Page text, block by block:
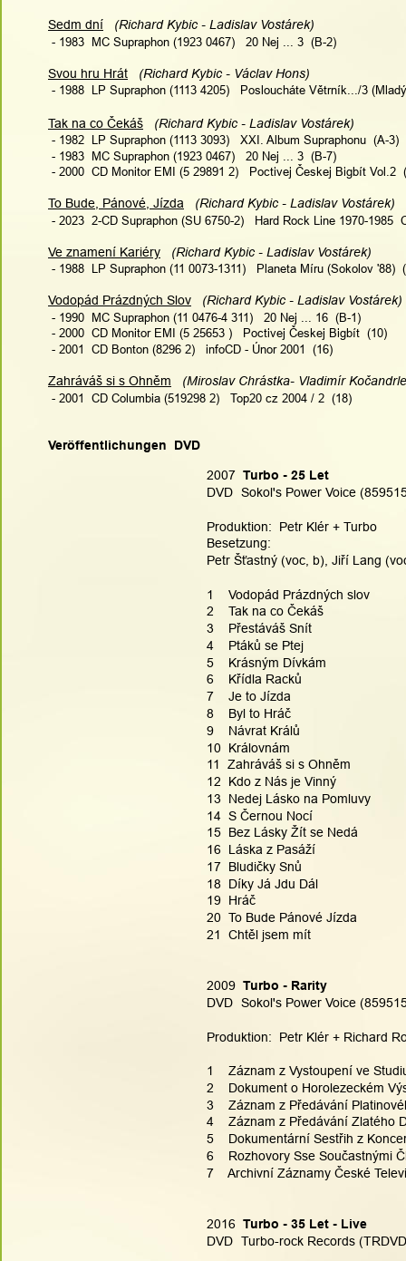
Sedm dní
   (Richard Kybic - Ladislav Vostárek)
- 1983  MC Supraphon (1923 0467)   20 Nej ... 3  (B-2)
Svou hru Hrát
   (Richard Kybic - Václav Hons)
- 1988  LP Supraphon (1113 4205)   Posloucháte Větrník.../3
Tak na co Čekáš
   (Richard Kybic - Ladislav Vostárek)
- 1982  LP Supraphon (1113 3093)   XXI. Album Supraphonu  (A-3)
- 1983  MC Supraphon (1923 0467)   20 Nej ... 3  (B-7)
- 2000  CD Monitor EMI (5 29891 2)   Poctivej Českej Bigbít Vol.2
To Bude, Pánové, Jízda
   (Richard Kybic - Ladislav Vostárek)
- 2023  2-CD Supraphon (SU 6750-2)   Hard Rock Line 1970-1985
Ve znamení Kariéry
   (Richard Kybic - Ladislav Vostárek)
- 1988  LP Supraphon (11 0073-1311)   Planeta Míru (Sokolov '88)
Vodopád Prázdných Slov
   (Richard Kybic - Ladislav Vostárek)
- 1990  MC Supraphon (11 0476-4 311)   20 Nej ... 16  (B-1)
- 2000  CD Monitor EMI (5 25653 )   Poctivej Českej Bigbít  (10)
- 2001  CD Bonton (8296 2)   infoCD - Únor 2001  (16)
Zahráváš si s Ohněm
(Miroslav Chrástka- Vladimír
- 2001  CD Columbia (519298 2)   Top20 cz 2004 / 2  (18)
Veröffentlichungen  DVD
2007 Turbo - 25 Let
DVD Sokol's Power Voice
Produktion:  Petr Klér + Turbo
Besetzung:
Petr Šťastný (voc, b), Jiří Lang
1    Vodopád Prázdných slov
2    Tak na co Čekáš
3    Přestáváš Snít
4    Ptáků se Ptej
5    Krásným Dívkám
6    Křídla Racků
7    Je to Jízda
8    Byl to Hráč
9    Návrat Králů
10  Královnám
11  Zahráváš si s Ohněm
12  Kdo z Nás je Vinný
13  Nedej Lásko na Pomluvy
14  S Černou Nocí
15  Bez Lásky Žít se Nedá
16  Láska z Pasáží
17  Bludičky Snů
18  Díky Já Jdu Dál
19  Hráč
20  To Bude Pánové Jízda
21  Chtěl jsem mít
2009 Turbo - Rarity
DVD Sokol's Power Voice
Produktion:  Petr Klér + Richard
1    Záznam z Vystoupení ve
2    Dokument o Horolezeckém
3    Záznam z Předávání
4    Záznam z Předávání Zlatého
5    Dokumentární Sestřih z
6    Rozhovory Sse Součastnými
7    Archivní Záznamy České
2016 Turbo - 35 Let - Live
DVD Turbo-rock Records